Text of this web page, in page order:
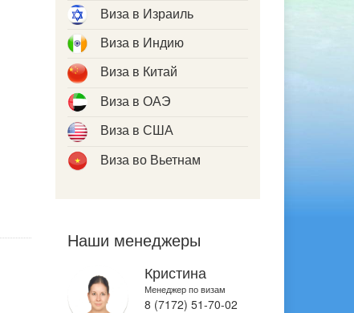
Виза в Израиль
Виза в Индию
Виза в Китай
Виза в ОАЭ
Виза в США
Виза во Вьетнам
Наши менеджеры
Кристина
Менеджер по визам
8 (7172) 51-70-02